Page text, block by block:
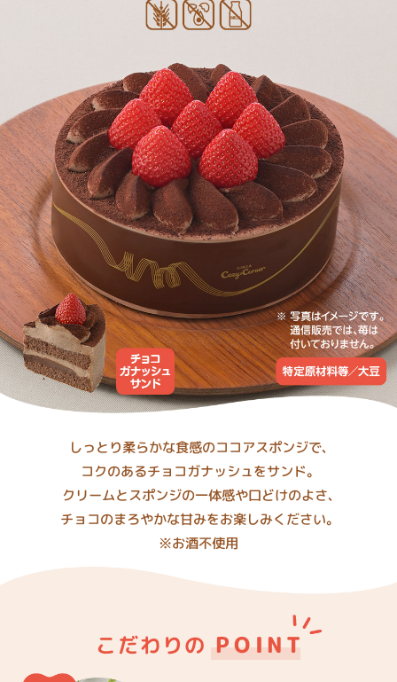
しっとり柔らかな食感のココアスポンジで、
コクのあるチョコガナッシュをサンド。
クリームとスポンジの一体感や口どけのよさ、
チョコのまろやかな甘みをお楽しみください。
※お酒不使用
こだわりの POINT